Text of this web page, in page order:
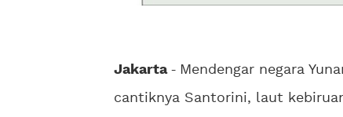
Jakarta- Mendengar negara
cantiknya Santorini, laut